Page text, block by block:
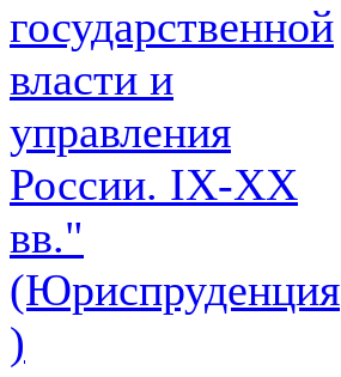
государственной
власти и
управления
России. IХ-ХХ
вв."
(Юриспруденция
)